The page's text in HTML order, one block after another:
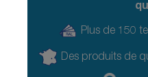
Plus de 150
Des produits de